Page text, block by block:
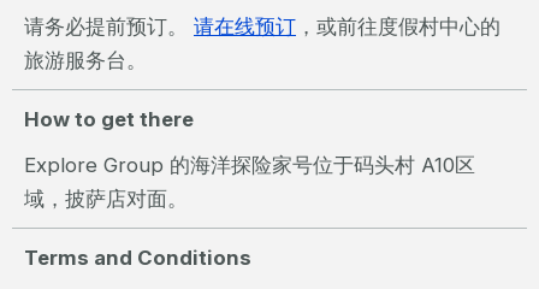
请务必提前预订。 请在线预订 ，或前往度假村中心的
旅游服务台。
How to get there
Explore Group 的海洋探险家号位于码头村 A10区
域，披萨店对面。
Terms and Conditions